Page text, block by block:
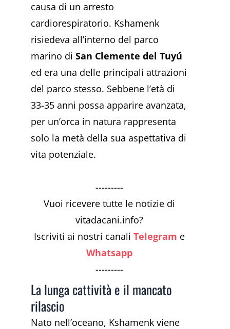
causa di un arresto
cardiorespiratorio. Kshamenk
risiedeva all’interno del parco
marino di San Clemente del Tuyú
ed era una delle principali attrazioni
del parco stesso. Sebbene l’età di
33-35 anni possa apparire avanzata,
per un’orca in natura rappresenta
solo la metà della sua aspettativa di
vita potenziale.
---------
Vuoi ricevere tutte le notizie di
vitadacani.info?
Iscriviti ai nostri canali Telegram e
Whatsapp
---------
La lunga cattività e il mancato
rilascio
Nato nell’oceano, Kshamenk viene